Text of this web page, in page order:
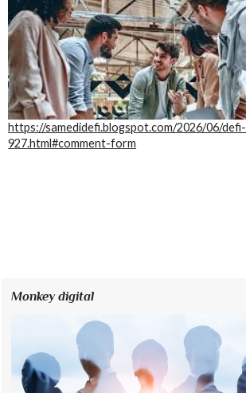
https://samedidefi.blogspot.com/2026/06/defi-
927.html#comment-form
Monkey digital